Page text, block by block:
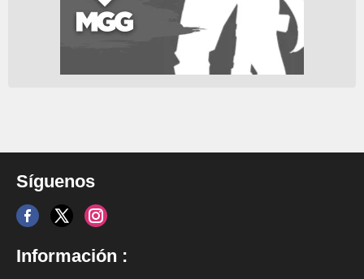
Síguenos
Información :